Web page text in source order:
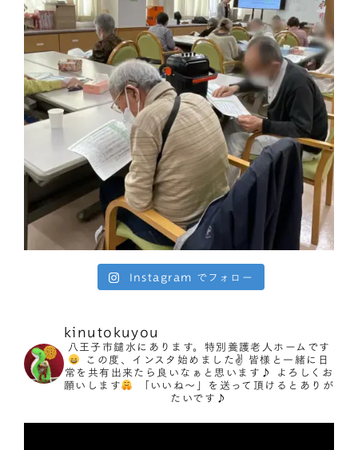
Instagram でフォロー
kinutokuyou
八王子市鑓水にあります。特別養護老人ホームです
この度、インスタ始めました✌️ 皆様と一緒に日
常を共有出来たら良いなぁと思います♪ よろしくお
願いします
「いいね〜」を送って頂けるとありが
たいです♪